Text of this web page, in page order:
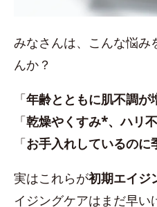
みなさんは、こんな悩み
んか？
「年齢とともに肌不調が
「乾燥やくすみ*、ハリ
「お手入れしているのに
実はこれらが初期エイジ
イジングケアはまだ早